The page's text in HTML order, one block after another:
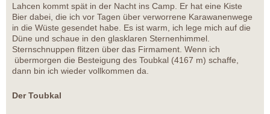
Lahcen kommt spät in der Nacht ins Camp. Er hat eine Kiste
Bier dabei, die ich vor Tagen über verworrene Karawanenwege
in die Wüste gesendet habe. Es ist warm, ich lege mich auf die
Düne und schaue in den glasklaren Sternenhimmel.
Sternschnuppen flitzen über das Firmament. Wenn ich
übermorgen die Besteigung des Toubkal (4167 m) schaffe,
dann bin ich wieder vollkommen da.
Der Toubkal